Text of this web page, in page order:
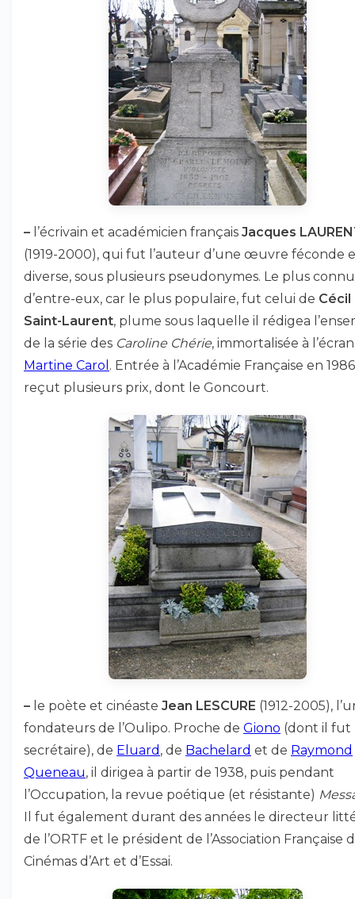
– l’écrivain et académicien français Jacques
(1919-2000), qui fut l’auteur d’une œuvre féconde
diverse, sous plusieurs pseudonymes. Le plus connu
d’entre-eux, car le plus populaire, fut celui de Cécil
Saint-Laurent, plume sous laquelle il rédigea
de la série des Caroline Chérie, immortalisée à
Martine Carol . Entrée à l’Académie Française en
reçut plusieurs prix, dont le Goncourt.
– le poète et cinéaste Jean LESCURE (1912-2005),
fondateurs de l’Oulipo. Proche de Giono (dont il fut
secrétaire), de Eluard , de Bachelard et de Raymond
Queneau, il dirigea à partir de 1938, puis pendant
l’Occupation, la revue poétique (et résistante)
Il fut également durant des années le directeur
de l’ORTF et le président de l’Association Française
Cinémas d’Art et d’Essai.